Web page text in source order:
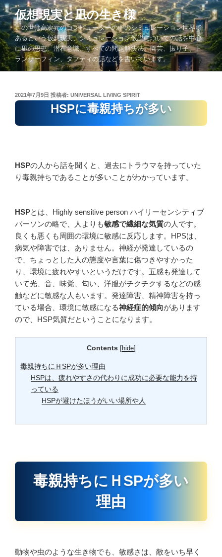
コ
ン
テ
ン
ツ
へ
仮想現実と凪の生き様
この世は高次元のコンピューターの中のシミュレーション世界で
あるという仮想現実、シミュレーション仮説についての話を中心
に凪の恩恵、潜在意識、すべての問題解決法、園芸、振り子、ト
ランサーフィン、タフティの話などを書いています。
投
稿
2021年7月9日 投稿者: UNIVERSAL LIVING SPIRIT
HSPに毒親持ちが多い
HSPの人から話を聞くと、過去にトラウマを持っていた
り毒親持ちであることが多いことがわかっています。
HSPとは、Highly sensitive person ハイリーセンシティブ
パーソンの略で、人よりも敏感で繊細な気質の人です。
良くも悪くも周囲の環境に敏感に反応します。HPSは、
病気や障害では、ありません。神経が発達しているの
で、ちょっとした人の態度や言葉に傷つきやすかった
り、環境に疲れやすいというだけです。五感も発達して
いて光、音、味覚、匂い、洋服がチクチクするなどの感
触などに敏感な人もいます。発達障害、精神障害を持っ
ている場合、環境に敏感になる神経症的傾向があります
ので、HSP気質だということになります。
Contents [hide]
毒親持ちにＨSPが多い理由
HSPは、疲れやすさの代わりに成功に必要な能力を持
っている
HSPが避けたほうがいい場所や人
毒親持ちにＨSPが多い
理由
動物や虫のような生き物でも、敏感さは、敵をいち早く